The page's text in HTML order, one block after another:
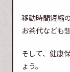
移動時間短縮
お茶代なども
そして、健康
ょう。